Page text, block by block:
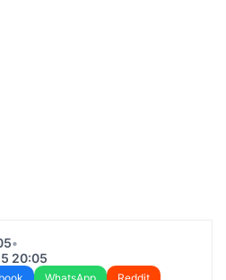
•
20:05